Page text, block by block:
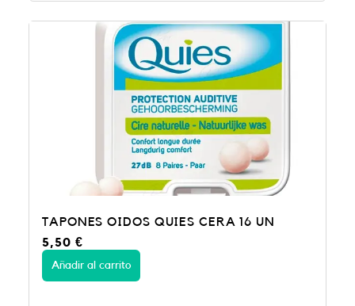
TAPONES OIDOS QUIES CERA 16 UN
5,50 €
Añadir al carrito